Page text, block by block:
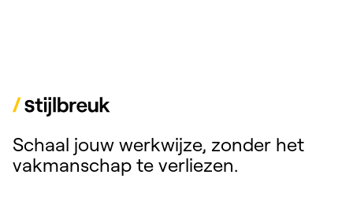
Schaal jouw werkwijze, zonder het
vakmanschap te verliezen.